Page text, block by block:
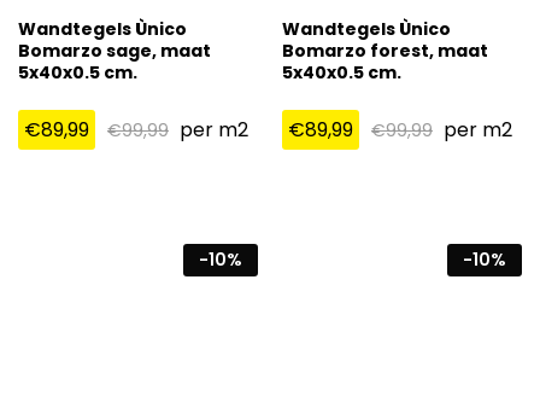
Wandtegels Ùnico
Bomarzo sage, maat
5x40x0.5 cm.
€89,99 €99,99 per m2
Wandtegels Ùnico
Bomarzo forest, maat
5x40x0.5 cm.
€89,99 €99,99 per m2
-10% -10%